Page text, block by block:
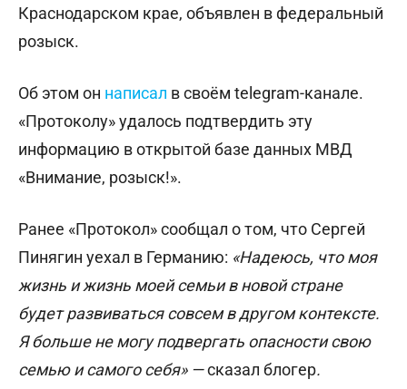
Краснодарском крае, объявлен в федеральный
розыск.
Об этом он написал в своём telegram-канале.
«Протоколу» удалось подтвердить эту
информацию в открытой базе данных МВД
«Внимание, розыск!».
Ранее «Протокол» сообщал о том, что Сергей
Пинягин уехал в Германию: «Надеюсь, что моя
жизнь и жизнь моей семьи в новой стране
будет развиваться совсем в другом контексте.
Я больше не могу подвергать опасности свою
семью и самого себя» —сказал блогер.